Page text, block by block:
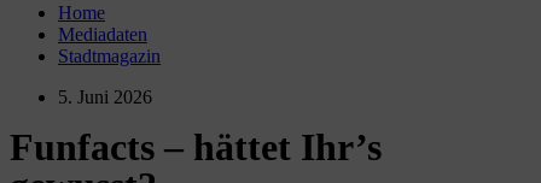
Home
Mediadaten
Stadtmagazin
5. Juni 2026
Funfacts – hättet Ihr’s